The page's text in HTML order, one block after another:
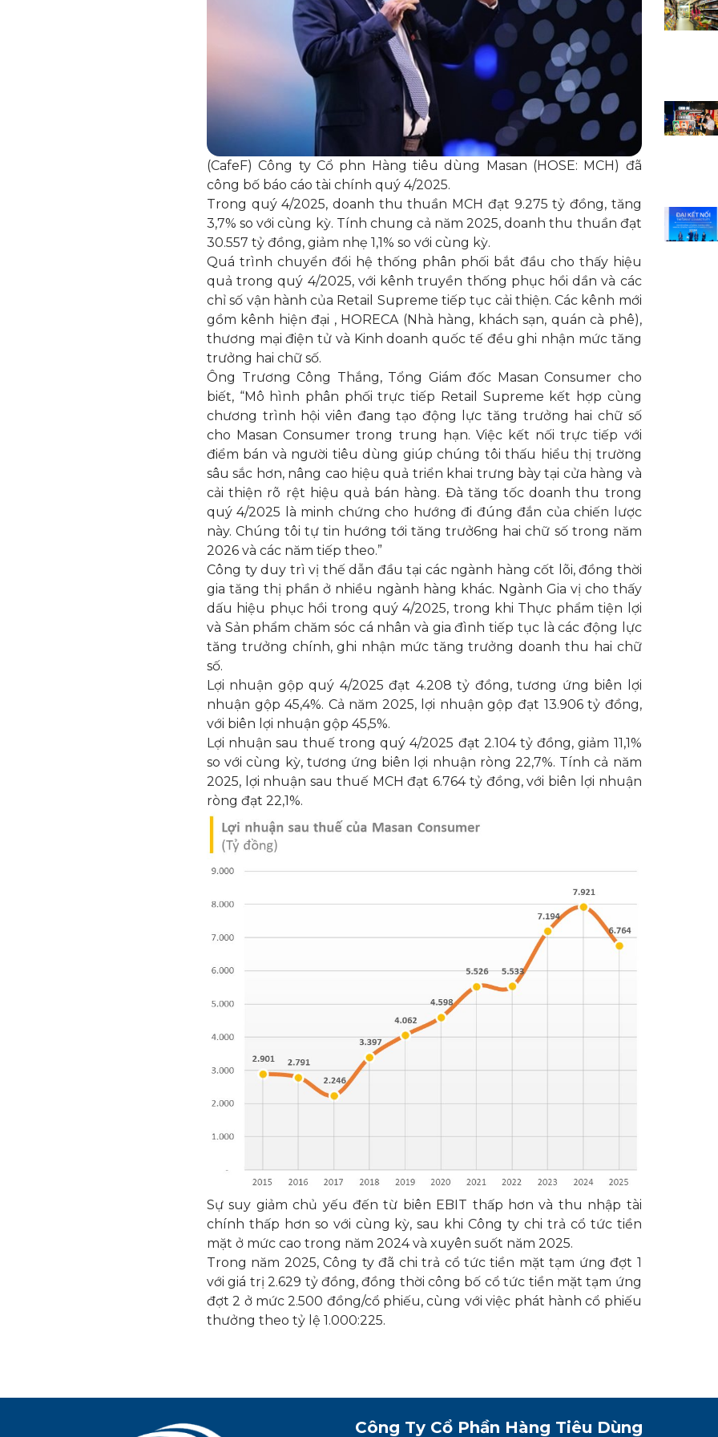
(CafeF) Công ty Cổ phn Hàng tiêu dùng Masan (HOSE: MCH) đã
công bố báo cáo tài chính quý 4/2025.
Trong quý 4/2025, doanh thu thuần MCH đạt 9.275 tỷ đồng, tăng
3,7% so với cùng kỳ. Tính chung cả năm 2025, doanh thu thuần đạt
30.557 tỷ đồng, giảm nhẹ 1,1% so với cùng kỳ.
Quá trình chuyển đổi hệ thống phân phối bắt đầu cho thấy hiệu
quả trong quý 4/2025, với kênh truyền thống phục hồi dần và các
chỉ số vận hành của Retail Supreme tiếp tục cải thiện. Các kênh mới
gồm kênh hiện đại , HORECA (Nhà hàng, khách sạn, quán cà phê),
thương mại điện tử và Kinh doanh quốc tế đều ghi nhận mức tăng
trưởng hai chữ số.
Ông Trương Công Thắng, Tổng Giám đốc Masan Consumer cho
biết, “Mô hình phân phối trực tiếp Retail Supreme kết hợp cùng
chương trình hội viên đang tạo động lực tăng trưởng hai chữ số
cho Masan Consumer trong trung hạn. Việc kết nối trực tiếp với
điểm bán và người tiêu dùng giúp chúng tôi thấu hiểu thị trường
sâu sắc hơn, nâng cao hiệu quả triển khai trưng bày tại cửa hàng và
cải thiện rõ rệt hiệu quả bán hàng. Đà tăng tốc doanh thu trong
quý 4/2025 là minh chứng cho hướng đi đúng đắn của chiến lược
này. Chúng tôi tự tin hướng tới tăng trưở6ng hai chữ số trong năm
2026 và các năm tiếp theo.”
Công ty duy trì vị thế dẫn đầu tại các ngành hàng cốt lõi, đồng thời
gia tăng thị phần ở nhiều ngành hàng khác. Ngành Gia vị cho thấy
dấu hiệu phục hồi trong quý 4/2025, trong khi Thực phẩm tiện lợi
và Sản phẩm chăm sóc cá nhân và gia đình tiếp tục là các động lực
tăng trưởng chính, ghi nhận mức tăng trưởng doanh thu hai chữ
số.
Lợi nhuận gộp quý 4/2025 đạt 4.208 tỷ đồng, tương ứng biên lợi
nhuận gộp 45,4%. Cả năm 2025, lợi nhuận gộp đạt 13.906 tỷ đồng,
với biên lợi nhuận gộp 45,5%.
Lợi nhuận sau thuế trong quý 4/2025 đạt 2.104 tỷ đồng, giảm 11,1%
so với cùng kỳ, tương ứng biên lợi nhuận ròng 22,7%. Tính cả năm
2025, lợi nhuận sau thuế MCH đạt 6.764 tỷ đồng, với biên lợi nhuận
ròng đạt 22,1%.
Sự suy giảm chủ yếu đến từ biên EBIT thấp hơn và thu nhập tài
chính thấp hơn so với cùng kỳ, sau khi Công ty chi trả cổ tức tiền
mặt ở mức cao trong năm 2024 và xuyên suốt năm 2025.
Trong năm 2025, Công ty đã chi trả cổ tức tiền mặt tạm ứng đợt 1
với giá trị 2.629 tỷ đồng, đồng thời công bố cổ tức tiền mặt tạm ứng
đợt 2 ở mức 2.500 đồng/cổ phiếu, cùng với việc phát hành cổ phiếu
thưởng theo tỷ lệ 1.000:225.
Công Ty Cổ Phần Hàng Tiêu Dùng